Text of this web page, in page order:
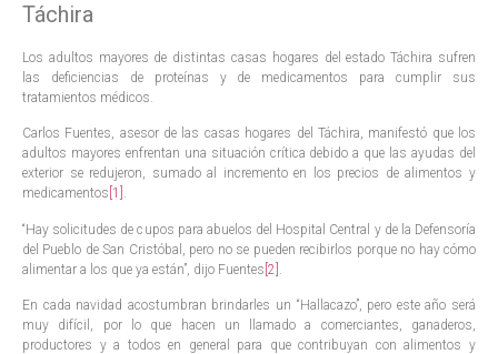
Táchira
Los adultos mayores de distintas casas hogares del estado Táchira sufren
las deficiencias de proteínas y de medicamentos para cumplir sus
tratamientos médicos.
Carlos Fuentes, asesor de las casas hogares del Táchira, manifestó que los
adultos mayores enfrentan una situación crítica debido a que las ayudas del
exterior se redujeron, sumado al incremento en los precios de alimentos y
medicamentos [1] .
“Hay solicitudes de cupos para abuelos del Hospital Central y de la Defensoría
del Pueblo de San Cristóbal, pero no se pueden recibirlos porque no hay cómo
alimentar a los que ya están”, dijo Fuentes [2]
En cada navidad acostumbran brindarles un “Hallacazo”, pero este año será
muy difícil, por lo que hacen un llamado a comerciantes, ganaderos,
productores y a todos en general para que contribuyan con alimentos y